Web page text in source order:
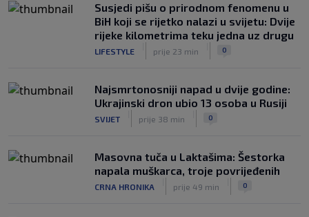
Susjedi pišu o prirodnom fenomenu u
BiH koji se rijetko nalazi u svijetu: Dvije
rijeke kilometrima teku jedna uz drugu
LIFESTYLE prije 23 min 0
Najsmrtonosniji napad u dvije godine:
Ukrajinski dron ubio 13 osoba u Rusiji
SVIJET prije 38 min 0
Masovna tuča u Laktašima: Šestorka
napala muškarca, troje povrijeđenih
CRNA HRONIKA prije 49 min 0